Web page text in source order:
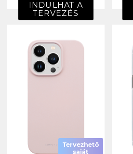
INDULHAT A
TERVEZÉS
Tervezhető
saját